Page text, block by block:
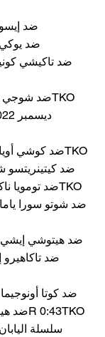
◯: ضد
◯: ضد يوكي
X: ضد شوجي سايتو شوتو 15 يناير 2023، الساعة 4:23TKO
◯: ضد كوشي أوياجي شوتو 3 يوليو 2022، الساعة 03:27TKO
△: ضد كيتينريتسو شوتو 15 مايو 2022
X: ضد تومويا ناكامورا شوتو 16 يناير 2022، الساعة 0:25TKO
△: ضد هيتوشي إيشي شوتو 16 مايو 2021
△: ضد كوتا أونوجيما شوتو 31 يناير 2021
◯: ضد هيراوكا هاياشي شوتو 22 ديسمبر 2019 2R 0:43TKO